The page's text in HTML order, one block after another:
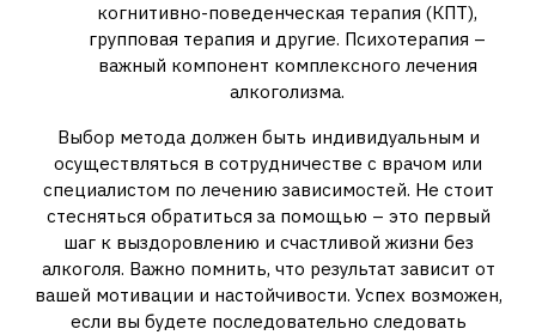
когнитивно-поведенческая терапия (КПТ),
групповая терапия и другие. Психотерапия –
важный компонент комплексного лечения
алкоголизма.
Выбор метода должен быть индивидуальным и
осуществляться в сотрудничестве с врачом или
специалистом по лечению зависимостей. Не стоит
стесняться обратиться за помощью – это первый
шаг к выздоровлению и счастливой жизни без
алкоголя. Важно помнить, что результат зависит от
вашей мотивации и настойчивости. Успех возможен,
если вы будете последовательно следовать